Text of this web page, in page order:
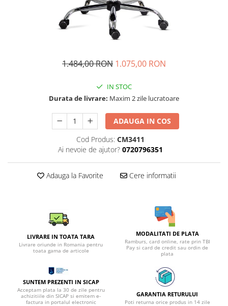
1.484,00 RON 1.075,00 RON
IN STOC
Durata de livrare: Maxim 2 zile lucratoare
ADAUGA IN COS
Cod Produs: CM3411
Ai nevoie de ajutor? 0720796351
Adauga la Favorite Cere informatii
LIVRARE IN TOATA TARA
Livrare oriunde in Romania pentru
toata gama de articole
MODALITATI DE PLATA
Ramburs, card online, rate prin TBI
Pay si card de credit sau ordin de
plata
SUNTEM PREZENTI IN SICAP
Acceptam plata la 30 de zile pentru
achizitiile din SICAP si emitem e-
factura in portalul electronic
GARANTIA RETURULUI
Poti returna orice produs in 14 zile